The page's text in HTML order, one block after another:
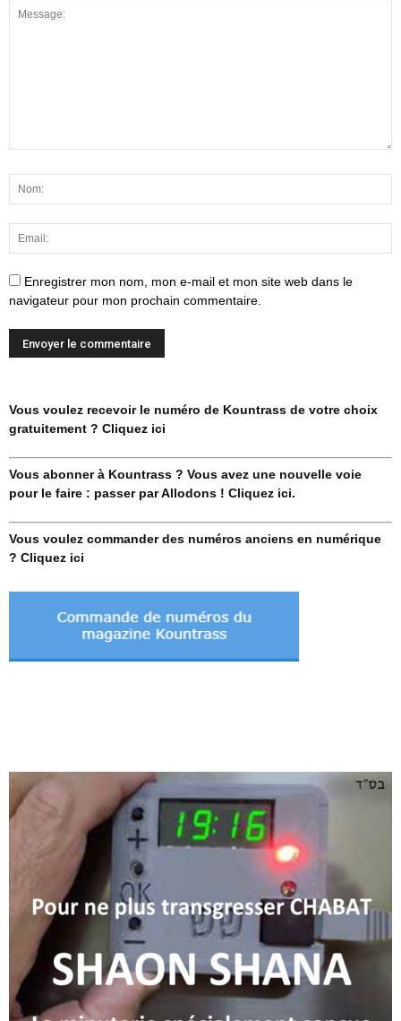
Enregistrer mon nom, mon e-mail et mon site web dans le
navigateur pour mon prochain commentaire.
Vous voulez recevoir le numéro de Kountrass de votre choix
gratuitement ? Cliquez ici
Vous abonner à Kountrass ? Vous avez une nouvelle voie
pour le faire : passer par Allodons ! Cliquez ici.
Vous voulez commander des numéros anciens en numérique
? Cliquez ici